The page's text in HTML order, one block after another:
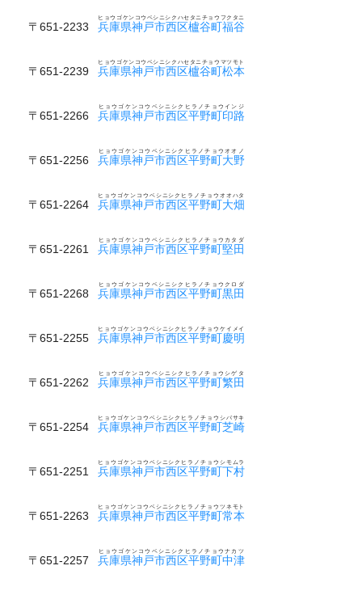
〒651-2233 兵庫県神戸市西区櫨谷町福谷
ヒョウゴケンコウベシニシクハセタニチョウフクタニ
〒651-2239 兵庫県神戸市西区櫨谷町松本
ヒョウゴケンコウベシニシクハセタニチョウマツモト
〒651-2266 兵庫県神戸市西区平野町印路
ヒョウゴケンコウベシニシクヒラノチョウインジ
〒651-2256 兵庫県神戸市西区平野町大野
ヒョウゴケンコウベシニシクヒラノチョウオオノ
〒651-2264 兵庫県神戸市西区平野町大畑
ヒョウゴケンコウベシニシクヒラノチョウオオハタ
〒651-2261 兵庫県神戸市西区平野町堅田
ヒョウゴケンコウベシニシクヒラノチョウカタダ
〒651-2268 兵庫県神戸市西区平野町黒田
ヒョウゴケンコウベシニシクヒラノチョウクロダ
〒651-2255 兵庫県神戸市西区平野町慶明
ヒョウゴケンコウベシニシクヒラノチョウケイメイ
〒651-2262 兵庫県神戸市西区平野町繁田
ヒョウゴケンコウベシニシクヒラノチョウシゲタ
〒651-2254 兵庫県神戸市西区平野町芝崎
ヒョウゴケンコウベシニシクヒラノチョウシバサキ
〒651-2251 兵庫県神戸市西区平野町下村
ヒョウゴケンコウベシニシクヒラノチョウシモムラ
〒651-2263 兵庫県神戸市西区平野町常本
ヒョウゴケンコウベシニシクヒラノチョウツネモト
〒651-2257 兵庫県神戸市西区平野町中津
ヒョウゴケンコウベシニシクヒラノチョウナカツ